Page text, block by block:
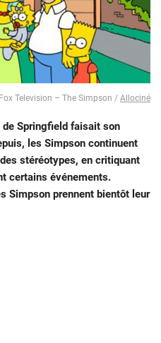
Television – The Simpson / Allociné
Springfield faisait son
les Simpson continuent
stéréotypes, en critiquant
certains événements.
Simpson prennent bientôt leur